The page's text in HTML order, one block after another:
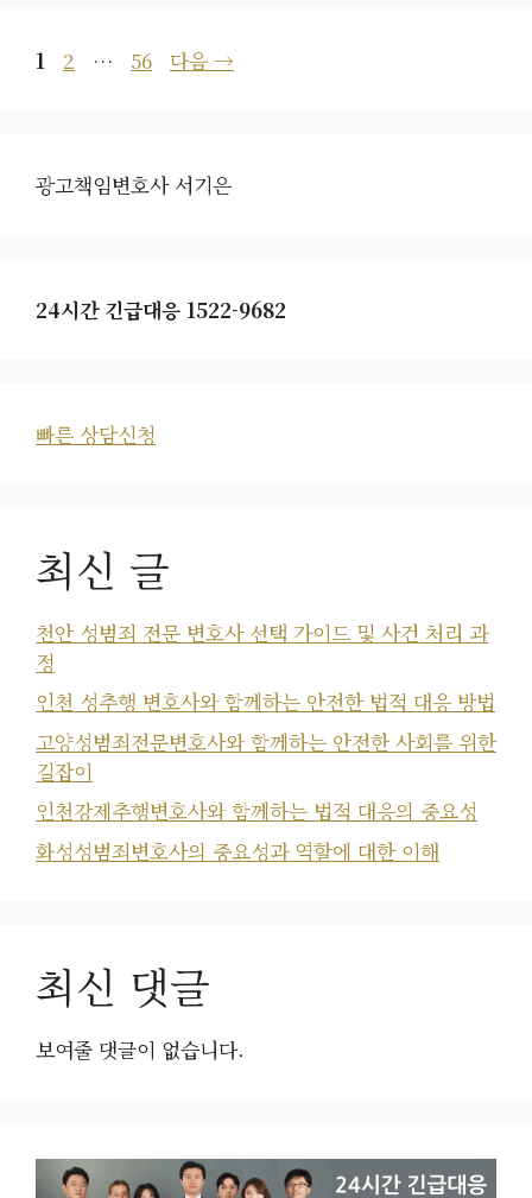
페
1
페
2 …
페
56 다음 →
광고책임변호사 서기은
24시간 긴급대응 1522-9682
빠른 상담신청
최신 글
천안 성범죄 전문 변호사 선택 가이드 및 사건 처리 과
정
인천 성추행 변호사와 함께하는 안전한 법적 대응 방법
고양성범죄전문변호사와 함께하는 안전한 사회를 위한
길잡이
인천강제추행변호사와 함께하는 법적 대응의 중요성
화성성범죄변호사의 중요성과 역할에 대한 이해
최신 댓글
보여줄 댓글이 없습니다.